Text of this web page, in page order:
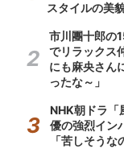
スタイルの美
市川團十郎の
でリラックス
にも麻央さん
ったな～」
NHK朝ドラ「
優の強烈イン
「苦しそうな